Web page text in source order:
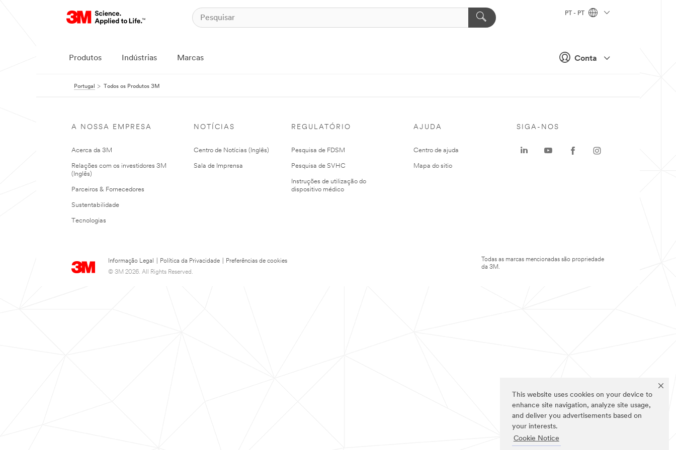
This website uses cookies on your device to
enhance site navigation, analyze site usage,
and deliver you advertisements based on
your interests.
Cookie Notice
Conta
PT - PT
Produtos Indústrias Marcas
Portugal Todos os Produtos 3M
A NOSSA EMPRESA
Acerca da 3M
Relações com os investidores 3M
(Inglês)
Parceiros & Fornecedores
Sustentabilidade
Tecnologias
NOTÍCIAS
Centro de Notícias (Inglês)
Sala de Imprensa
REGULATÓRIO
Pesquisa de FDSM
Pesquisa de SVHC
Instruções de utilização do
dispositivo médico
AJUDA
Centro de ajuda
Mapa do sitio
Informação Legal Política da Privacidade
Preferências de cookies
© 3M 2026. All Rights Reserved.
SIGA-NOS
Todas as marcas mencionadas são propriedade
da 3M.